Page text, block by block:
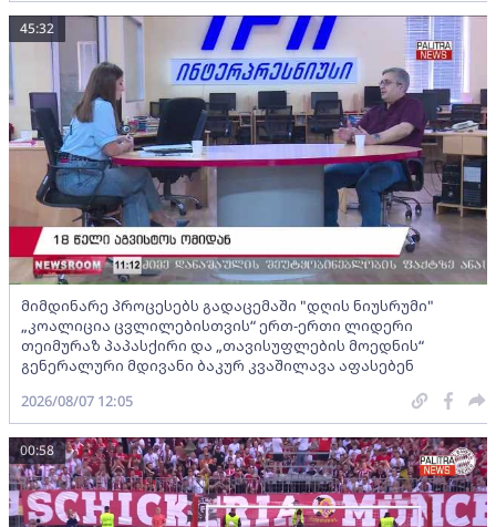
მიმდინარე პროცესებს გადაცემაში "დღის ნიუსრუმი"
„კოალიცია ცვლილებისთვის“ ერთ-ერთი ლიდერი
თეიმურაზ პაპასქირი და „თავისუფლების მოედნის“
გენერალური მდივანი ბაკურ კვაშილავა აფასებენ
45:32
2026/08/07 12:05
00:58